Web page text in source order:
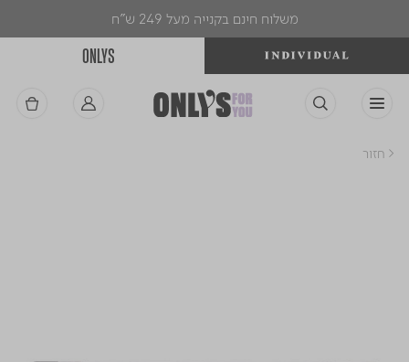
משלוח חינם בקנייה מעל 249 ש"ח
ONLYS
< חזור